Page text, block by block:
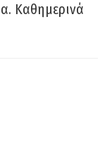
Καθημερινά